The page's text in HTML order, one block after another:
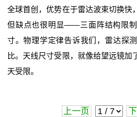
全球首创，优势在于雷达波束切换快
但缺点也很明显——三面阵结构限
寸。物理学定律告诉我们，雷达探
比。天线尺寸受限，就像给望远镜加
天受限。
上一页